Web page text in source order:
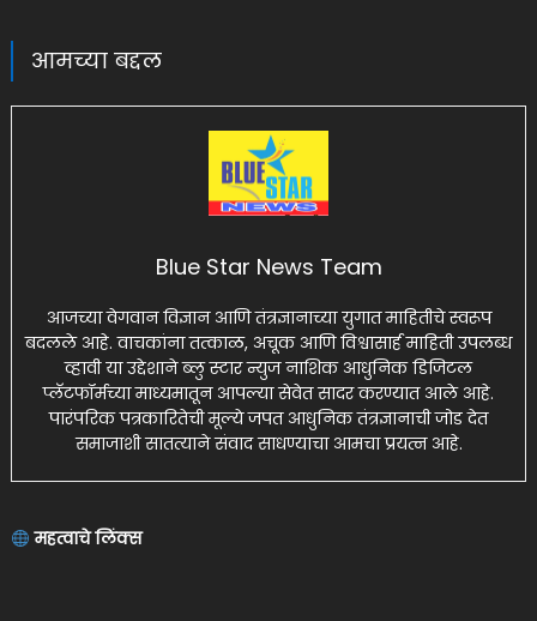
आमच्या बद्दल
Blue Star News Team
आजच्या वेगवान विज्ञान आणि तंत्रज्ञानाच्या युगात माहितीचे स्वरूप
बदलले आहे. वाचकांना तत्काळ, अचूक आणि विश्वासार्ह माहिती उपलब्ध
व्हावी या उद्देशाने ब्लु स्टार न्युज नाशिक आधुनिक डिजिटल
प्लॅटफॉर्मच्या माध्यमातून आपल्या सेवेत सादर करण्यात आले आहे.
पारंपरिक पत्रकारितेची मूल्ये जपत आधुनिक तंत्रज्ञानाची जोड देत
समाजाशी सातत्याने संवाद साधण्याचा आमचा प्रयत्न आहे.
महत्वाचे लिंक्स